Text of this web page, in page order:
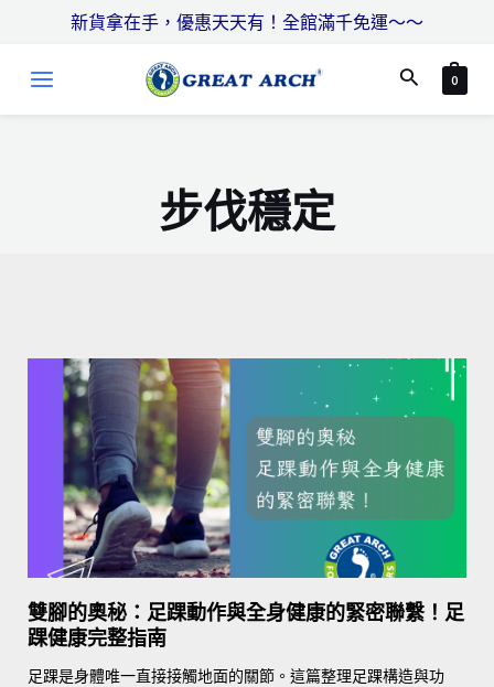
新貨拿在手，優惠天天有！全館滿千免運～～
搜
尋
0
搜
步伐穩定
雙腳的奧秘：足踝動作與全身健康的緊密聯繫！足
踝健康完整指南
足踝是身體唯一直接接觸地面的關節。這篇整理足踝構造與功